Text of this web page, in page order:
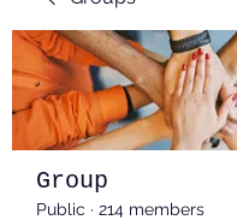
Group
Public · 214 members